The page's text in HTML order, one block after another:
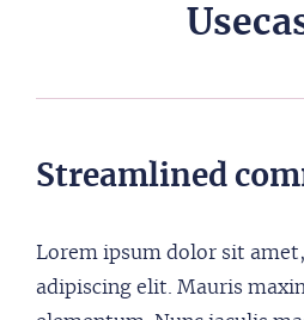
Streamlined
Lorem ipsum dolor sit
adipiscing elit. Mauris